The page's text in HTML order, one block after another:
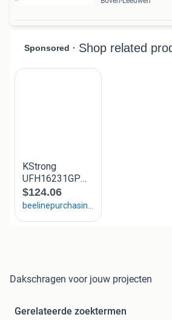
Dakschragen voor jouw projecten
Gerelateerde zoektermen